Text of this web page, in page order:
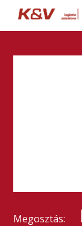
Megosztás: